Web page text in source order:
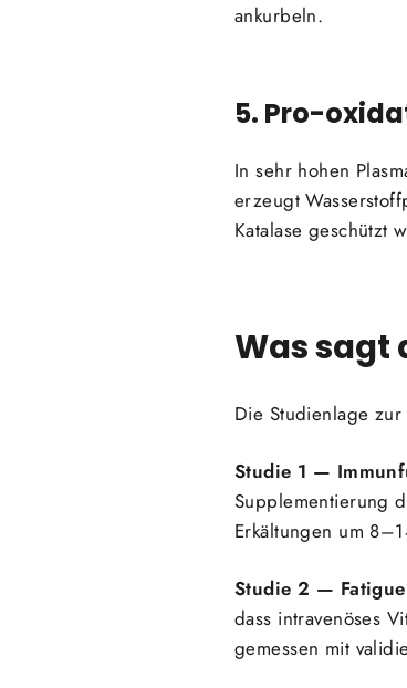
ankurbeln.
5. Pro-
In sehr hohen
erzeugt
Katalase geschützt
Was sagt
Die Studienlage
Studie 1 —
Supplementierung
Erkältungen um
Studie 2 —
dass intravenöses
gemessen mit